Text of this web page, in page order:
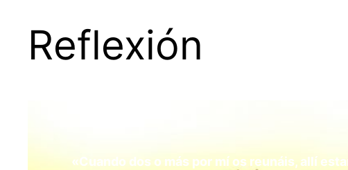
Reflexión
«Cuando dos o más por mí os reunáis, allí